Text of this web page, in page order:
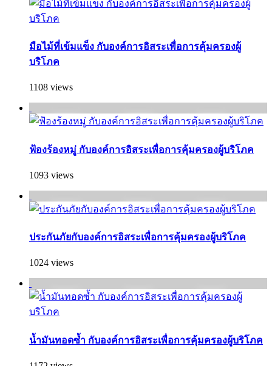
มือไม้ที่เข้มแข็ง กับองค์การอิสระเพื่อการคุ้มครองผู้
บริโภค
1108 views
ฟ้องร้องหมู่ กับองค์การอิสระเพื่อการคุ้มครองผู้บริโภค
1093 views
ประกันภัยกับองค์การอิสระเพื่อการคุ้มครองผู้บริโภค
1024 views
น้ำมันทอดซ้ำ กับองค์การอิสระเพื่อการคุ้มครองผู้บริโภค